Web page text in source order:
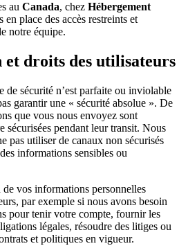
au Canada, chez Hébergement
en place des accès restreints et
notre équipe.
et droits des utilisateurs
de sécurité n’est parfaite ou inviolable
garantir une « sécurité absolue ». De
que vous nous envoyez sont
sécurisées pendant leur transit. Nous
pas utiliser de canaux non sécurisés
informations sensibles ou
vos informations personnelles
par exemple si nous avons besoin
pour tenir votre compte, fournir les
légales, résoudre des litiges ou
et politiques en vigueur.